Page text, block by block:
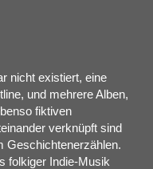
nicht existiert, eine
und mehrere Alben,
fiktiven
verknüpft sind
Geschichtenerzählen.
folkiger Indie-Musik